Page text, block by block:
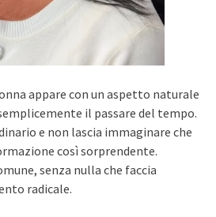
appare con un aspetto naturale
il passare del tempo.
e non lascia immaginare che
così sorprendente.
senza nulla che faccia
radicale.